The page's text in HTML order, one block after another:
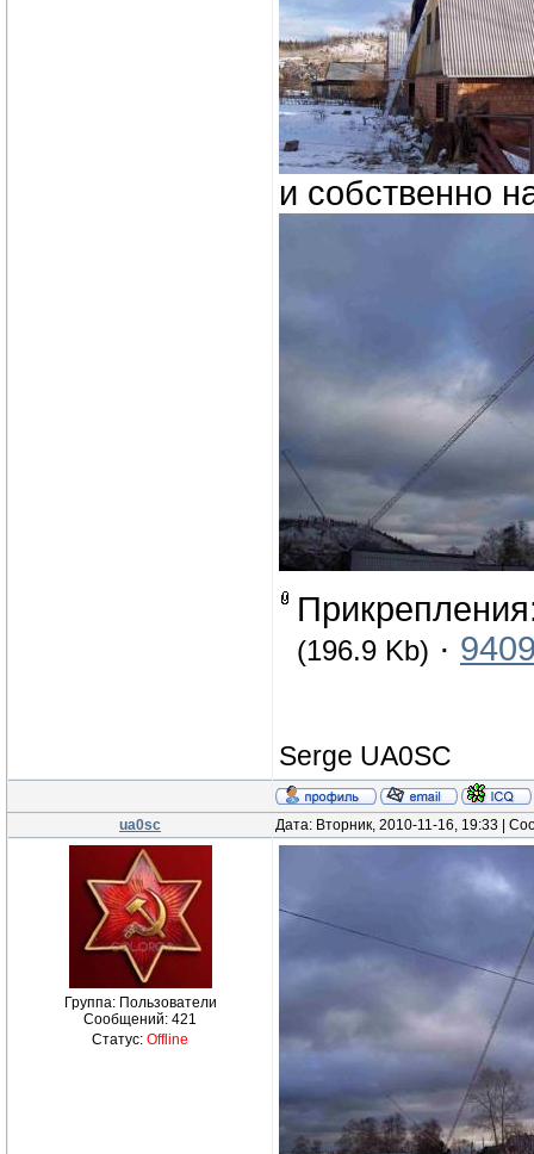
и собственно
(196.9 Kb) ·
Serge UA0SC
ua0sc Дата: Вторник, 2010-11-16, 19:33 |
Группа: Пользователи
Сообщений: 421
Статус: Offline